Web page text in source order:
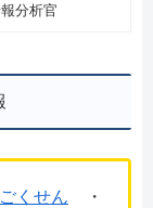
分析官
ごくせん ・